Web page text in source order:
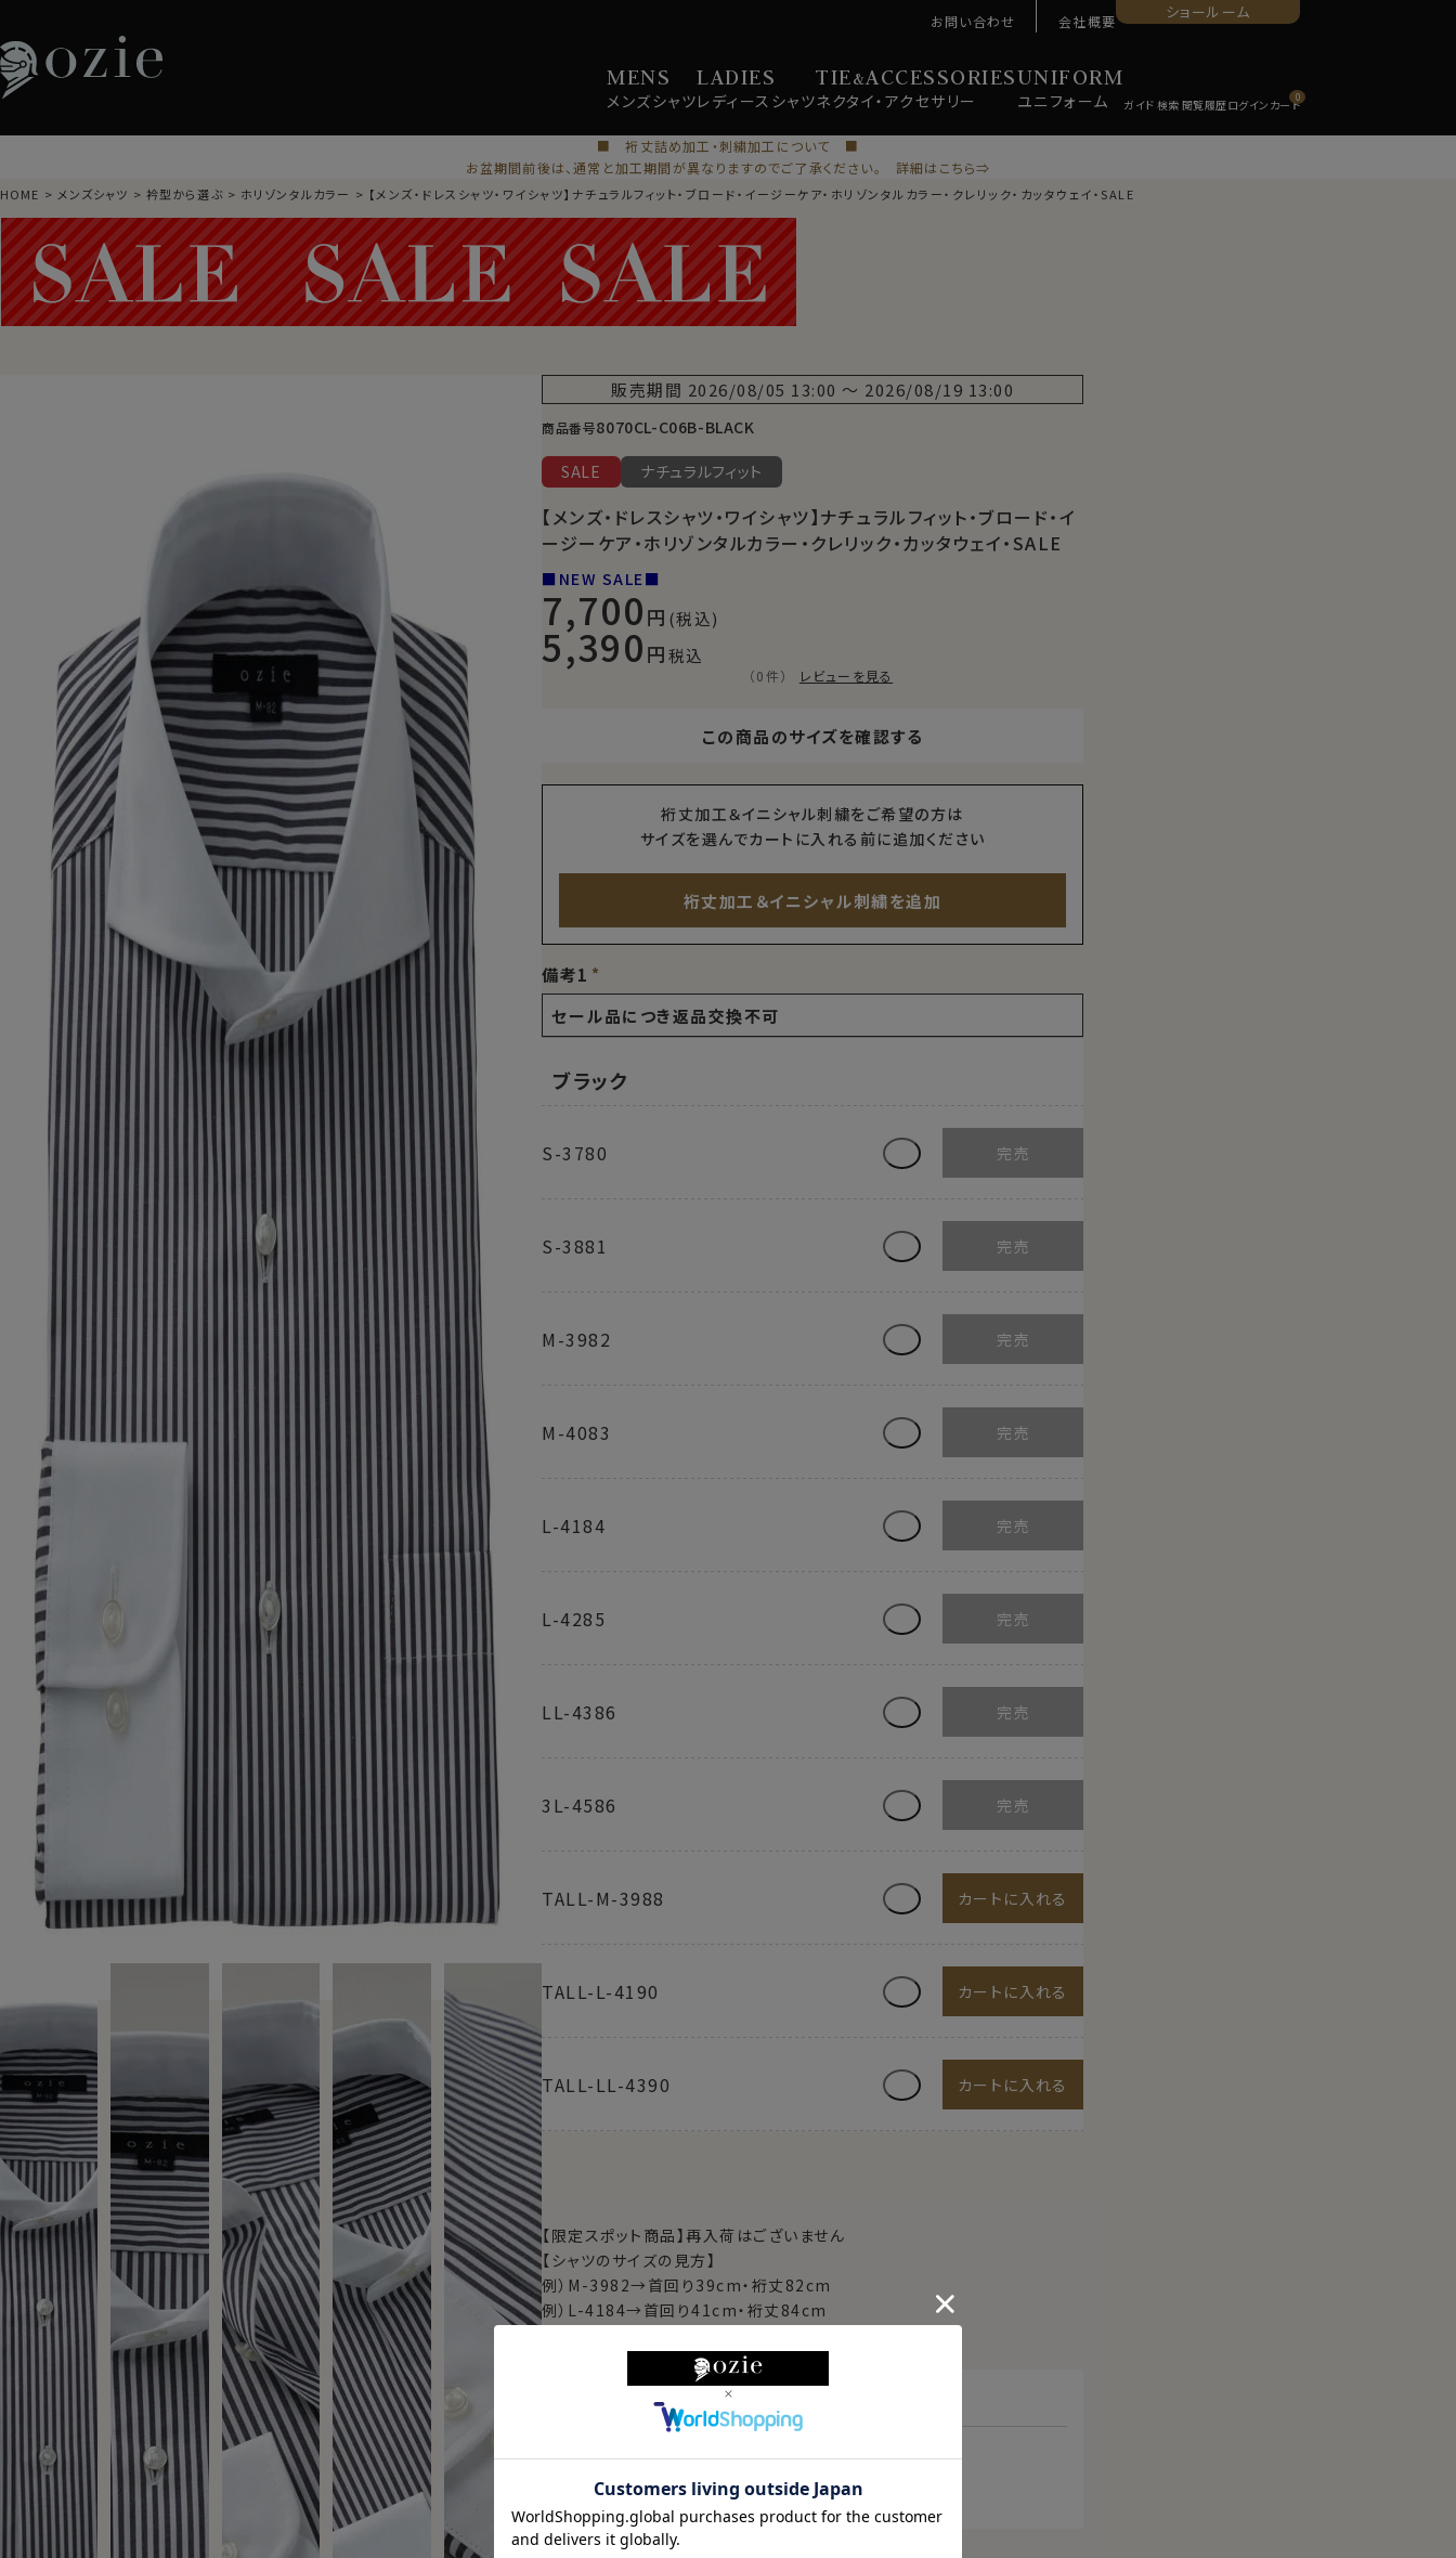
MENS
メンズシャツ
LADIES
レディース シャツ
TIE&ACCESSORIES
ネクタイ・ アクセサリー
UNIFORM
ユニ フォーム
お問い合わせ 会社概要 ショールーム
0
■ 裄丈詰め加工・刺繍加工について ■
お盆期間前後は、通常と加工期間が異なりますのでご了承ください。 詳細はこちら⇒
HOME メンズシャツ 衿型から選ぶ ホリゾンタルカラー 【メンズ・ドレスシャツ・ワイシャツ】ナチュラルフィット・ブロード・イージーケア・ホリゾンタルカラー・クレリック・カッタウェイ・SALE
販売期間 2026/08/05 13:00 〜 2026/08/19 13:00
商品番号8070CL-C06B-BLACK
SALE ナチュラルフィット
【メンズ・ドレスシャツ・ワイシャツ】ナチュラルフィット・ブロード・イ
ージーケア・ホリゾンタルカラー・クレリック・カッタウェイ・SALE
■NEW SALE■
7,700 (税込)
5,390 税込
（0件） レビューを見る
この商品のサイズを確認する
裄丈加工＆イニシャル刺繍をご希望の方は
サイズを選んでカートに入れる前に追加ください
裄丈加工＆イニシャル刺繍を追加
備考1
ブラック
S-3780
S-3881
M-3982
M-4083
L-4184
L-4285
LL-4386
3L-4586
TALL-M-3988 カートに入れる
TALL-L-4190 カートに入れる
TALL-LL-4390 カートに入れる
【限定スポット商品】再入荷はございません
【シャツのサイズの見方】
例）M-3982→首回り39cm・裄丈82cm
例）L-4184→首回り41cm・裄丈84cm
（※裄丈加工・刺繍がある場合は除く）
変更